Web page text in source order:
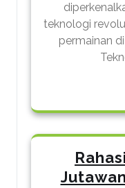
teknologi
permainan